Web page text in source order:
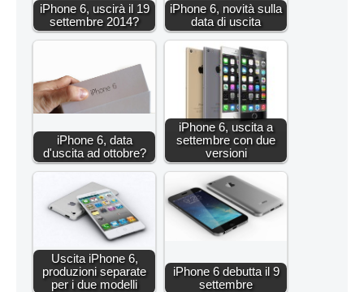
iPhone 6, uscirà il 19
settembre 2014?
iPhone 6, novità sulla
data di uscita
iPhone 6, data
d'uscita ad ottobre?
iPhone 6, uscita a
settembre con due
versioni
Uscita iPhone 6,
produzioni separate
per i due modelli
iPhone 6 debutta il 9
settembre